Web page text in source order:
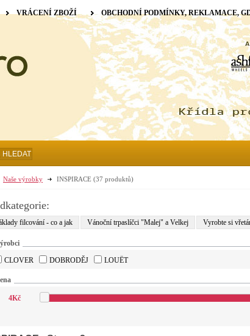
Naše výrobky INSPIRACE (37 produktů)
filcování - co a jak Vánoční trpaslíčci "Malej" a Velkej Vyrobte si
CLOVER
DOBRODĚJ LOUËT
4Kč
VRÁCENÍ ZBOŽÍ OBCHODNÍ PODMÍNKY, REKLAMACE,
HLEDAT